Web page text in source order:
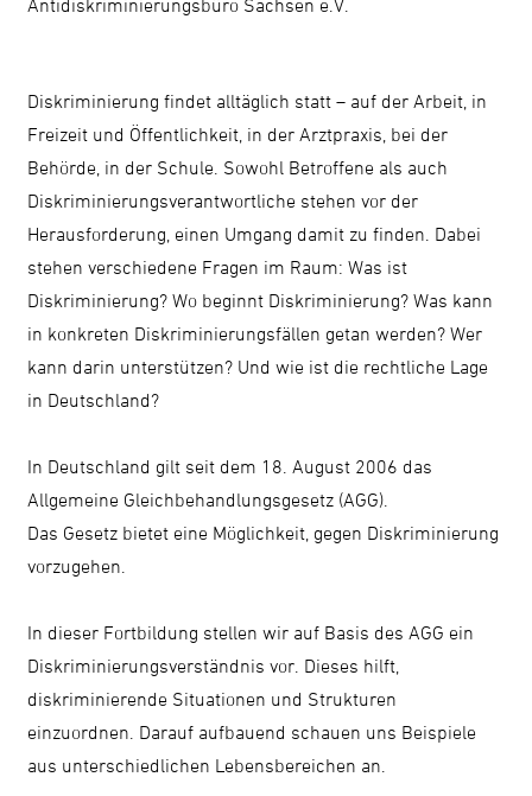
Sprache
Antidiskriminierungsbüro Sachsen e.V.
Diskriminierung findet alltäglich statt – auf der Arbeit, in
Freizeit und Öffentlichkeit, in der Arztpraxis, bei der
Behörde, in der Schule. Sowohl Betroffene als auch
Diskriminierungsverantwortliche stehen vor der
Herausforderung, einen Umgang damit zu finden. Dabei
stehen verschiedene Fragen im Raum: Was ist
Diskriminierung? Wo beginnt Diskriminierung? Was kann
in konkreten Diskriminierungsfällen getan werden? Wer
kann darin unterstützen? Und wie ist die rechtliche Lage
in Deutschland?
In Deutschland gilt seit dem 18. August 2006 das
Allgemeine Gleichbehandlungsgesetz (AGG).
Das Gesetz bietet eine Möglichkeit, gegen Diskriminierung
vorzugehen.
In dieser Fortbildung stellen wir auf Basis des AGG ein
Diskriminierungsverständnis vor. Dieses hilft,
diskriminierende Situationen und Strukturen
einzuordnen. Darauf aufbauend schauen uns Beispiele
aus unterschiedlichen Lebensbereichen an.